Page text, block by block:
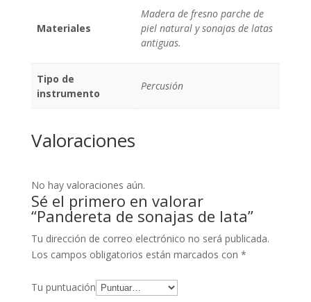
Materiales
Madera de fresno parche de
piel natural y sonajas de latas
antiguas.
Tipo de
instrumento
Percusión
Valoraciones
No hay valoraciones aún.
Sé el primero en valorar
“Pandereta de sonajas de lata”
Tu dirección de correo electrónico no será publicada.
Los campos obligatorios están marcados con *
Tu puntuación